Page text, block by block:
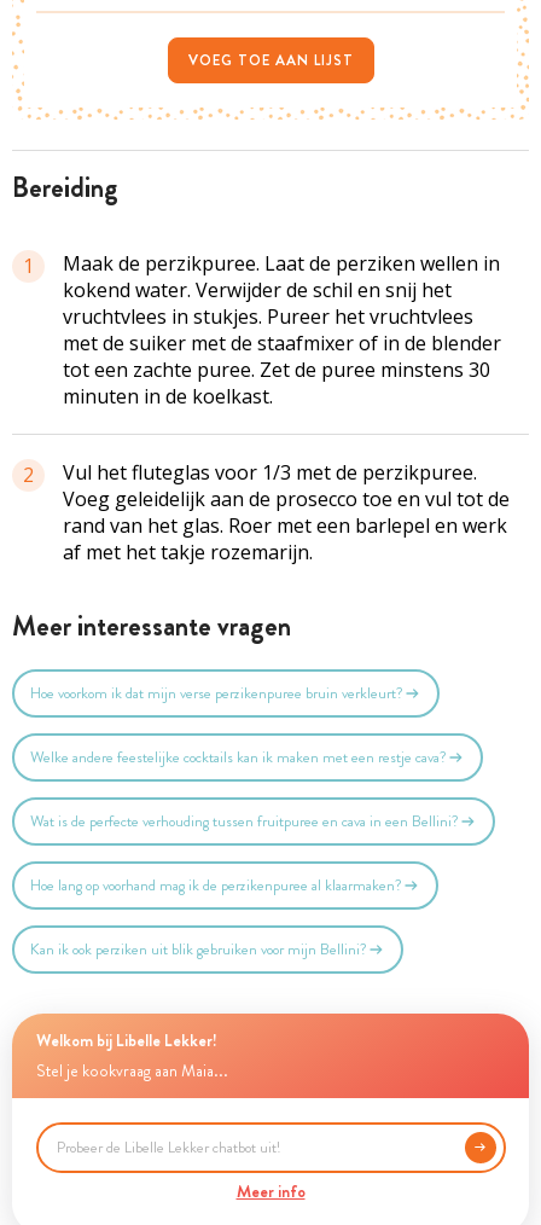
bereiding
1
Maak de perzikpuree. Laat de perziken wellen in
kokend water. Verwijder de schil en snij het
vruchtvlees in stukjes. Pureer het vruchtvlees
met de suiker met de staafmixer of in de blender
tot een zachte puree. Zet de puree minstens 30
minuten in de koelkast.
2
Vul het fluteglas voor 1/3 met de perzikpuree.
Voeg geleidelijk aan de prosecco toe en vul tot de
rand van het glas. Roer met een barlepel en werk
af met het takje rozemarijn.
Meer interessante vragen
Hoe voorkom ik dat mijn verse perzikenpuree bruin verkleurt?
Welke andere feestelijke cocktails kan ik maken met een restje cava?
Wat is de perfecte verhouding tussen fruitpuree en cava in een Bellini?
Hoe lang op voorhand mag ik de perzikenpuree al klaarmaken?
Kan ik ook perziken uit blik gebruiken voor mijn Bellini?
Welkom bij Libelle Lekker!
Stel je kookvraag aan Maia...
Meer info
VOEG TOE AAN LIJST